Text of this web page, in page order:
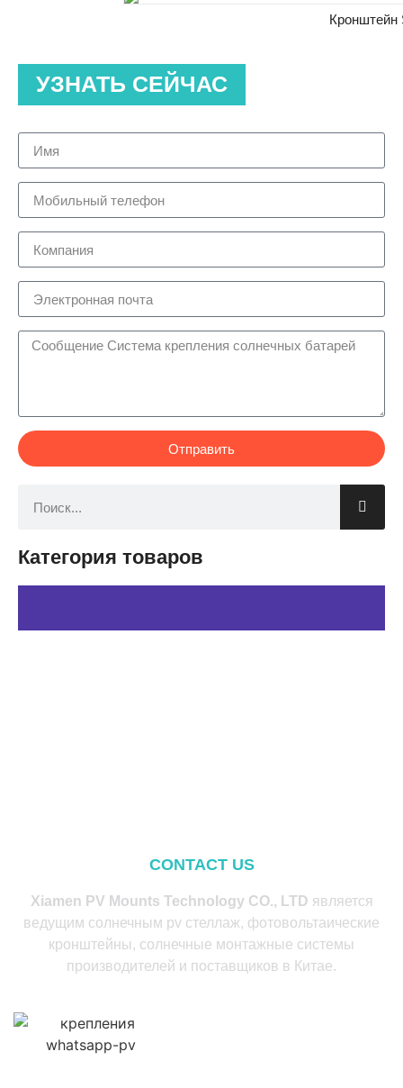
Категория товаров
Кронштейн
УЗНАТЬ СЕЙЧАС
Отправить
CONTACT US
Xiamen PV Mounts Technology CO., LTD является
ведущим солнечным pv стеллаж, фотовольтаические
кронштейны, солнечные монтажные системы
производителей и поставщиков в Китае.